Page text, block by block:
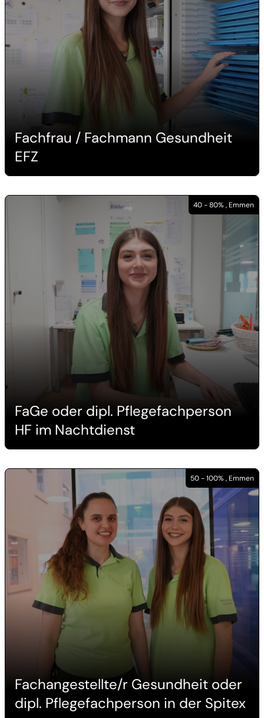
Fachfrau / Fachmann Gesundheit
EFZ
40 - 80% , Emmen
FaGe oder dipl. Pflegefachperson
HF im Nachtdienst
50 - 100% , Emmen
Fachangestellte/r Gesundheit oder
dipl. Pflegefachperson in der Spitex